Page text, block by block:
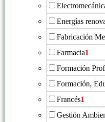
Energías
Fabricación
Farmacia1
Formación
Formación,
Francés1
Gestión